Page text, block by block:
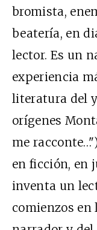
bromista,
beatería, en
lector. Es un
experiencia
literatura del
orígenes
me
en ficción, en
inventa un
comienzos